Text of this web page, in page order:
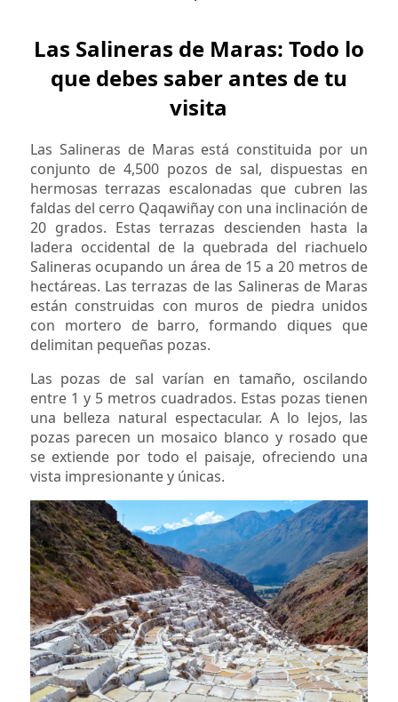
Las Salineras de Maras: Todo lo
que debes saber antes de tu
visita
Las Salineras de Maras está constituida por un
conjunto de 4,500 pozos de sal, dispuestas en
hermosas terrazas escalonadas que cubren las
faldas del cerro Qaqawiñay con una inclinación de
20 grados. Estas terrazas descienden hasta la
ladera occidental de la quebrada del riachuelo
Salineras ocupando un área de 15 a 20 metros de
hectáreas. Las terrazas de las Salineras de Maras
están construidas con muros de piedra unidos
con mortero de barro, formando diques que
delimitan pequeñas pozas.
Las pozas de sal varían en tamaño, oscilando
entre 1 y 5 metros cuadrados. Estas pozas tienen
una belleza natural espectacular. A lo lejos, las
pozas parecen un mosaico blanco y rosado que
se extiende por todo el paisaje, ofreciendo una
vista impresionante y únicas.